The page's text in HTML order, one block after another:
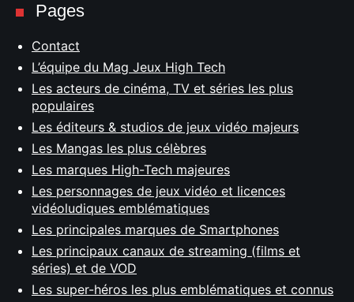
Pages
Contact
L’équipe du Mag Jeux High Tech
Les acteurs de cinéma, TV et séries les plus
populaires
Les éditeurs & studios de jeux vidéo majeurs
Les Mangas les plus célèbres
Les marques High-Tech majeures
Les personnages de jeux vidéo et licences
vidéoludiques emblématiques
Les principales marques de Smartphones
Les principaux canaux de streaming (films et
séries) et de VOD
Les super-héros les plus emblématiques et connus